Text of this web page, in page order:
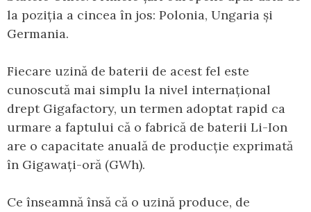
la poziția a cincea în jos: Polonia, Ungaria și
Germania.
Fiecare uzină de baterii de acest fel este
cunoscută mai simplu la nivel internațional
drept Gigafactory, un termen adoptat rapid ca
urmare a faptului că o fabrică de baterii Li-Ion
are o capacitate anuală de producție exprimată
în Gigawați-oră (GWh).
Ce înseamnă însă că o uzină produce, de